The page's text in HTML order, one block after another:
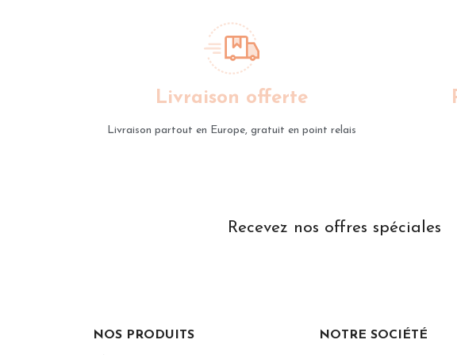
Livraison offerte
Livraison partout en Europe, gratuit en point relais
Recevez nos offres spéciales
NOS PRODUITS NOTRE SOCIÉTÉ